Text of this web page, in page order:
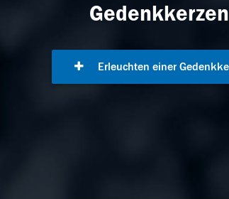
Gedenkkerzen
Erleuchten einer